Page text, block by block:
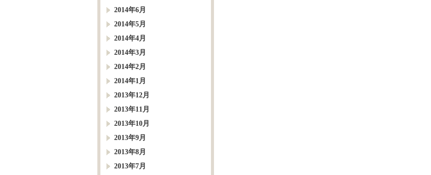
2014年6月
2014年5月
2014年4月
2014年3月
2014年2月
2014年1月
2013年12月
2013年11月
2013年10月
2013年9月
2013年8月
2013年7月